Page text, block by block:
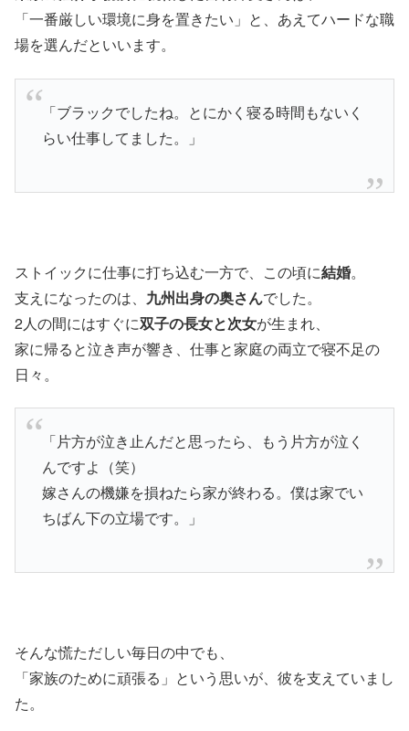
「一番厳しい環境に身を置きたい」と、あえてハードな職
場を選んだといいます。
「ブラックでしたね。とにかく寝る時間もないく
らい仕事してました。」
ストイックに仕事に打ち込む一方で、この頃に結婚。
支えになったのは、 九州出身の奥さんでした。
2人の間にはすぐに双子の長女と次女が生まれ、
家に帰ると泣き声が響き、仕事と家庭の両立で寝不足の
日々。
「片方が泣き止んだと思ったら、もう片方が泣く
んですよ（笑）
嫁さんの機嫌を損ねたら家が終わる。僕は家でい
ちばん下の立場です。」
そんな慌ただしい毎日の中でも、
「家族のために頑張る」という思いが、彼を支えていまし
た。